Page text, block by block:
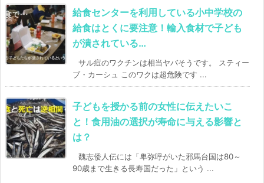
給食センターを利用している小中学校の
給食はとくに要注意！輸入食材で子ども
が潰されている…
サル痘のワクチンは相当ヤバそうです。 スティー
ブ・カーシュ このワクは超危険です ...
子どもを授かる前の女性に伝えたいこ
と！食用油の選択が寿命に与える影響と
は？
魏志倭人伝には「卑弥呼がいた邪馬台国は80～
90歳まで生きる長寿国だった」という ...